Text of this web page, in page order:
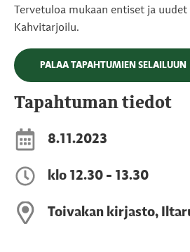
Tervetuloa mukaan entiset ja
Kahvitarjoilu.
PALAA TAPAHTUMIEN SELAILUUN
Tapahtuman tiedot
8.11.2023
klo 12.30 - 13.30
Toivakan kirjasto,